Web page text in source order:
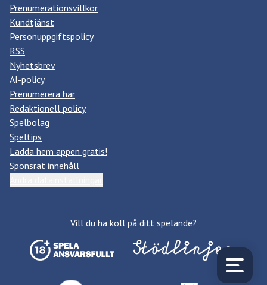
Prenumerationsvillkor
Kundtjänst
Personuppgiftspolicy
RSS
Nyhetsbrev
AI-policy
Prenumerera här
Redaktionell policy
Spelbolag
Speltips
Ladda hem appen gratis!
Sponsrat innehåll
Vill du ha koll på ditt spelande?